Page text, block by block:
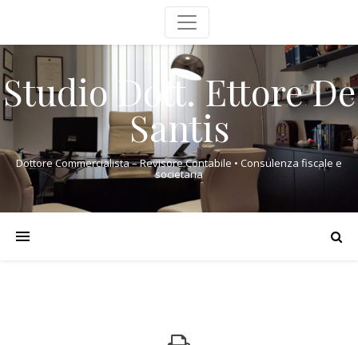
Studio Dott. Ettore De
Santis
Dottore Commercialista – Revisore Contabile • Consulenza fiscale e
societaria